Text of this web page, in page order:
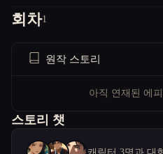
회차1
원작 스토리
아직 연재된 에
스토리 챗